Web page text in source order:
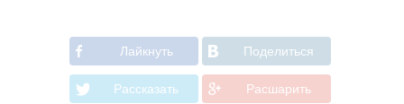
Лайкнуть Поделиться
Рассказать Расшарить